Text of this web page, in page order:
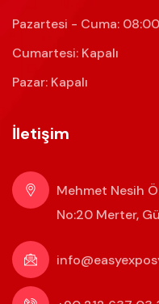
Pazartesi - Cuma:
Cumartesi: Kapalı
Pazar: Kapalı
İletişim
Mehmet Nesih
No:20 Merter,